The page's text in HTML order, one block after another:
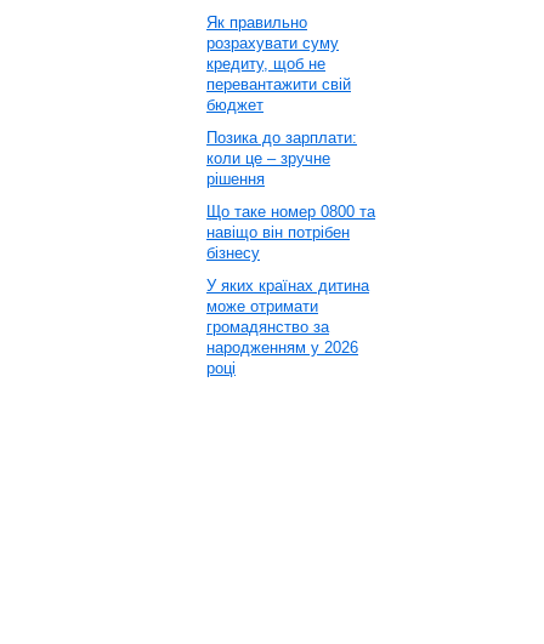
Як правильно
розрахувати суму
кредиту, щоб не
перевантажити свій
бюджет
Позика до зарплати:
коли це – зручне
рішення
Що таке номер 0800 та
навіщо він потрібен
бізнесу
У яких країнах дитина
може отримати
громадянство за
народженням у 2026
році